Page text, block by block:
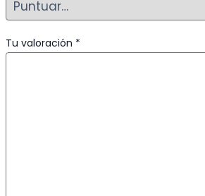
Tu valoración *